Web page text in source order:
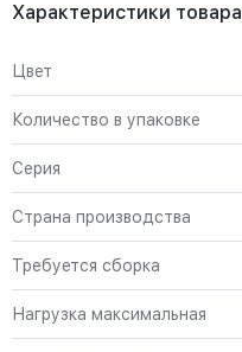
Характеристики товара
Цвет
Количество в упаковке
Серия
Страна производства
Требуется сборка
Нагрузка максимальная